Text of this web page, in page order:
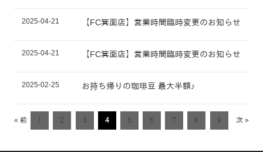
2025-04-21 【FC箕面店】営業時間臨時変更のお知らせ
2025-04-21 【FC箕面店】営業時間臨時変更のお知らせ
2025-02-25 お持ち帰りの珈琲豆 最大半額♪
« 前 1 2 3 4 5 6 7 8 9 次 »